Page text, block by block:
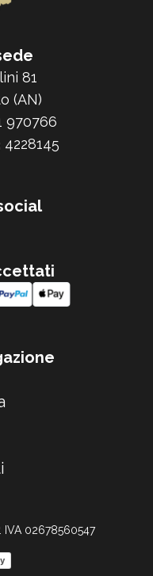
81
(AN)
970766
02678560547